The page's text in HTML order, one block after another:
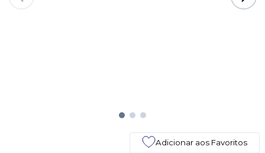
Adicionar aos Favoritos